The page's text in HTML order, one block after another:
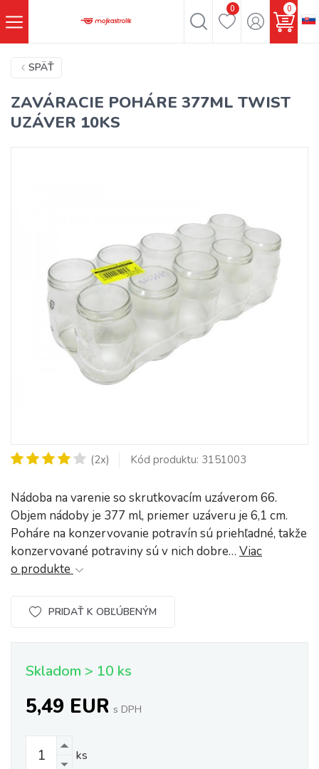
0 0
SPÄŤ
ZAVÁRACIE POHÁRE 377ML TWIST
UZÁVER 10KS
(2x) Kód produktu: 3151003
Nádoba na varenie so skrutkovacím uzáverom 66.
Objem nádoby je 377 ml, priemer uzáveru je 6,1 cm.
Poháre na konzervovanie potravín sú priehľadné, takže
konzervované potraviny sú v nich dobre… Viac
o produkte
PRIDAŤ K OBĽÚBENÝM
Skladom > 10 ks
5,49 EUR s DPH
ks